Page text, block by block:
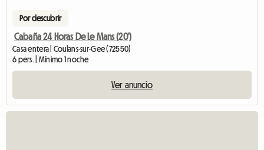
Por descubrir
Cabaña 24 Horas De Le Mans (20')
Casa entera | Coulans-sur-Gee (72550)
6 pers. | Mínimo 1 noche
Ver anuncio